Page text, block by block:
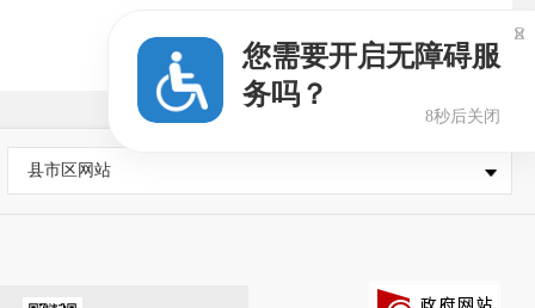
县市区网站
您需要开启无障碍服
务吗？
6秒后关闭
